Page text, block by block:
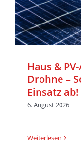
Haus &
Drohne –
Einsatz ab!
6. August 2026
Weiterlesen